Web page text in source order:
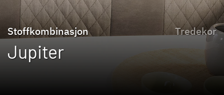
Jupiter
Stoffkombinasjon Tredekor